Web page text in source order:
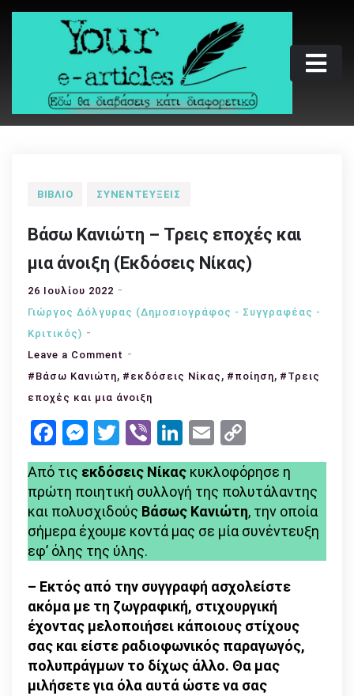
Skip
Your e-articles
Εδώ θα διαβάσεις κάτι διαφορετικό
ΒΙΒΛΊΟ ΣΥΝΕΝΤΕΎΞΕΙΣ
Βάσω Κανιώτη – Τρεις εποχές και
μια άνοιξη (Εκδόσεις Νίκας)
26 Ιουλίου 2022
Γιώργος Δόλγυρας (Δημοσιογράφος - Συγγραφέας -
Kριτικός)
Leave a Comment on
Βάσω
Κανιώτη
Τρεις
και
μια
άνοιξη
(Εκδόσεις
Νίκας)
#Βάσω Κανιώτη, #εκδόσεις Νίκας , #ποίηση, #Τρεις
εποχές και μια άνοιξη
Facebook
Messenger
Twitter
ViberLinkedIn
Email
Link
Από τις εκδόσεις Νίκας κυκλοφόρησε η
πρώτη ποιητική συλλογή της πολυτάλαντης
και πολυσχιδούς Βάσως Κανιώτη, την οποία
σήμερα έχουμε κοντά μας σε μία συνέντευξη
εφ’ όλης της ύλης.
– Εκτός από την συγγραφή ασχολείστε
ακόμα με τη ζωγραφική, στιχουργική
έχοντας μελοποιήσει κάποιους στίχους
σας και είστε ραδιοφωνικός παραγωγός,
πολυπράγμων το δίχως άλλο. Θα μας
μιλήσετε για όλα αυτά ώστε να σας